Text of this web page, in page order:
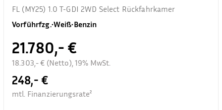
FL (MY25) 1.0 T-GDI 2WD Select Rückfahrkamer
Vorführfzg.•Weiß•Benzin
21.780,- €
18.303,- € (Netto), 19% MwSt.
248,- €
mtl. Finanzierungsrate²